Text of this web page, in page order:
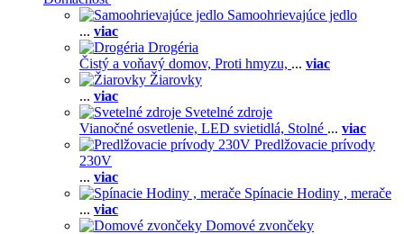
Samoohrievajúce jedlo
... viac
Drogéria
Čistý a voňavý domov, Proti hmyzu, ... viac
Žiarovky
... viac
Svetelné zdroje
Vianočné osvetlenie, LED svietidlá, Stolné ... viac
Predlžovacie prívody
230V
... viac
Spínacie Hodiny , merače
... viac
Domové zvončeky